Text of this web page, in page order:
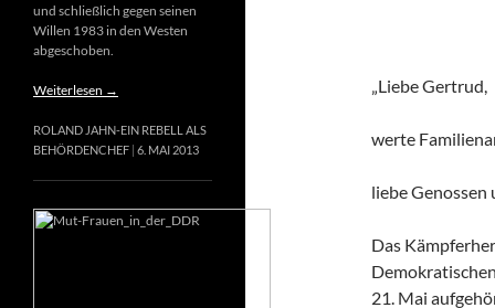
„Liebe Gertrud,
werte
liebe Genossen
Das
21. Mai
und schließlich gegen seinen
Willen 1983 in den Westen
abgeschoben.
Weiterlesen →
ROLAND JAHN-EIN REBELL ALS
BEHÖRDENCHEF 6. MAI 2013